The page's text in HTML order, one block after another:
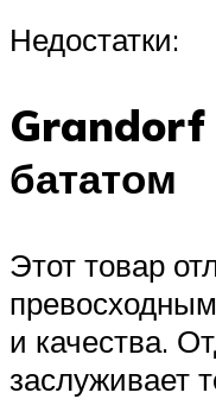
Недостатки:
Grandorf
бататом
Этот товар
и качества.
заслуживает